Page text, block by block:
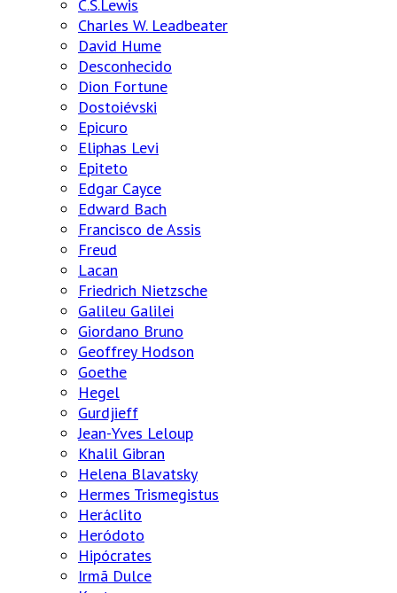
C.S.Lewis
Charles W. Leadbeater
David Hume
Desconhecido
Dion Fortune
Dostoiévski
Epicuro
Eliphas Levi
Epiteto
Edgar Cayce
Edward Bach
Francisco de Assis
Freud
Lacan
Friedrich Nietzsche
Galileu Galilei
Giordano Bruno
Geoffrey Hodson
Goethe
Hegel
Gurdjieff
Jean-Yves Leloup
Khalil Gibran
Helena Blavatsky
Hermes Trismegistus
Heráclito
Heródoto
Hipócrates
Irmã Dulce